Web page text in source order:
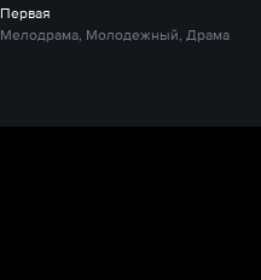
Первая
Мелодрама, Молодежный, Драма